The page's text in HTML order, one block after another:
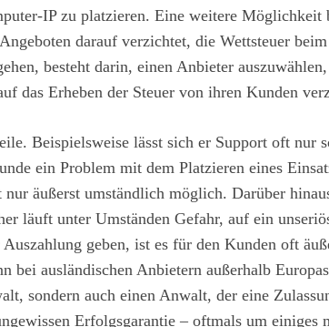
IP zu platzieren. Eine weitere Möglichkeit
darauf verzichtet, die Wettsteuer
besteht darin, einen Anbieter auszuwählen,
das Erheben der Steuer von ihren Kunden
Beispielsweise lässt sich er Support oft nur
ein Problem mit dem Platzieren eines
äußerst umständlich möglich. Darüber
läuft unter Umständen Gefahr, auf ein
geben, ist es für den Kunden oft
ausländischen Anbietern außerhalb
sondern auch einen Anwalt, der eine
Erfolgsgarantie – oftmals um einiges